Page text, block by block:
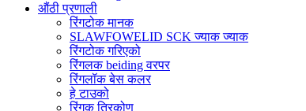
औंठी प्रणाली
रिंगटोक मानक
SLAWFOWELID SCK ज्याक ज्याक
रिंगटोक गरिएको
रिंगलक beiding वरपर
रिंगलॉक बेस कलर
हे टाउको
रिंगक त्रिकोण